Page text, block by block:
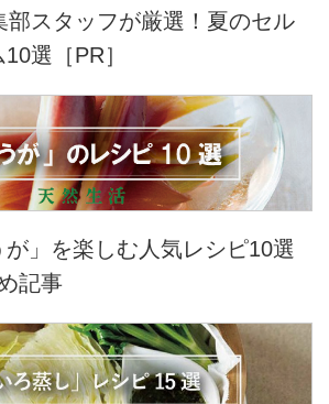
部スタッフが厳選！夏のセル
選［PR］
」を楽しむ人気レシピ10選
記事